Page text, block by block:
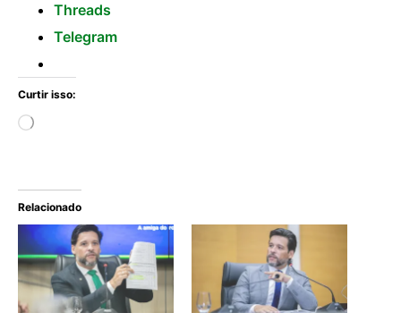
Threads
Telegram
Curtir isso:
Relacionado